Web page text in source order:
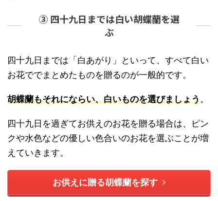
③ 四十九日までは白い胡蝶蘭を選
ぶ
四十九日までは「白あがり」といって、すべて白い
お花ででまとめたものを贈るのが一般的です。
胡蝶蘭もそれにならい、白いものを選びましょう。
四十九日を過ぎてお供えのお花を贈る場合は、ピン
クや水色などの優しい色合いのお花を選ぶことが増
えていきます。
お供えに贈る胡蝶蘭を探す